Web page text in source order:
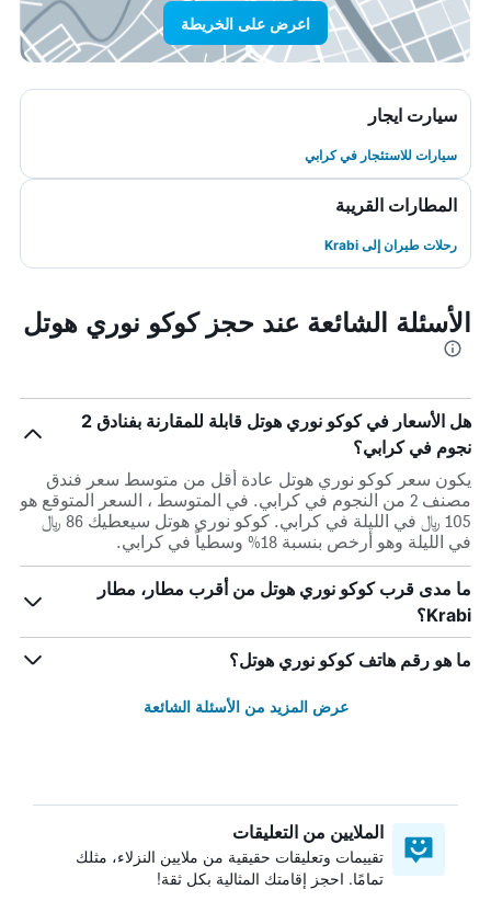
اعرض على الخريطة
سيارت ايجار
سيارات للاستئجار في كرابي
المطارات القريبة
رحلات طيران إلى Krabi
الأسئلة الشائعة عند حجز كوكو نوري هوتل
هل الأسعار في كوكو نوري هوتل قابلة للمقارنة بفنادق 2
نجوم في كرابي؟
يكون سعر كوكو نوري هوتل عادة أقل من متوسط ​​سعر فندق
مصنف 2 من النجوم في كرابي. في المتوسط ، السعر المتوقع هو
105 ﷼ في الليلة في كرابي. كوكو نوري هوتل سيعطيك 86 ﷼
في الليلة وهو أرخص بنسبة 18% وسطياً في كرابي.
ما مدى قرب كوكو نوري هوتل من أقرب مطار، مطار
Krabi؟
ما هو رقم هاتف كوكو نوري هوتل؟
عرض المزيد من الأسئلة الشائعة
الملايين من التعليقات
تقييمات وتعليقات حقيقية من ملايين النزلاء، مثلك
تمامًا. احجز إقامتك المثالية بكل ثقة!